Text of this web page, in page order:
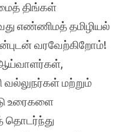
திங்கள்
எண்ணிமத் தமிழியல்
வரவேற்கிறோம்!
ஆய்வாளர்கள்,
மற்றும்
உரைகளை
தொடர்ந்து